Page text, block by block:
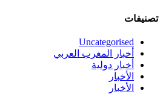
تصنيفات
Uncategorised
أخبار المغرب العربي
أخبار دولية
الأخبار
الأخبار